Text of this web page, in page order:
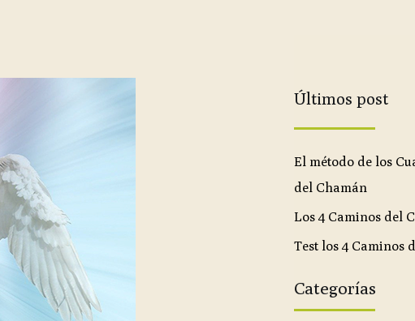
Últimos post
El método de los
del Chamán
Los 4 Caminos del
Test los 4 Caminos
Categorías